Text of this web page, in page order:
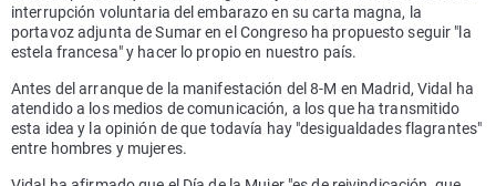
interrupción voluntaria del embarazo en su carta magna, la
portavoz adjunta de Sumar en el Congreso ha propuesto seguir "la
estela francesa" y hacer lo propio en nuestro país.
Antes del arranque de la manifestación del 8-M en Madrid, Vidal ha
atendido a los medios de comunicación, a los que ha transmitido
esta idea y la opinión de que todavía hay "desigualdades flagrantes"
entre hombres y mujeres.